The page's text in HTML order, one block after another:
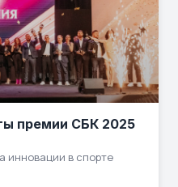
премии СБК 2025
инновации в спорте